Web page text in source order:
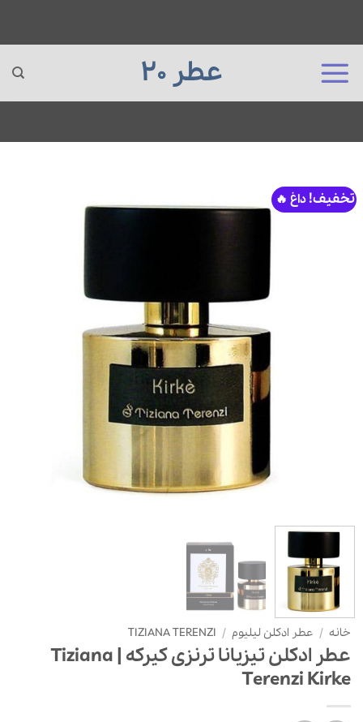
content
عطر 20
تخفیف!
خانه / عطر ادکلن لیلیوم /
TIZIANA TERENZI
عطر ادکلن تیزیانا ترنزی کیرکه | Tiziana
Terenzi Kirke